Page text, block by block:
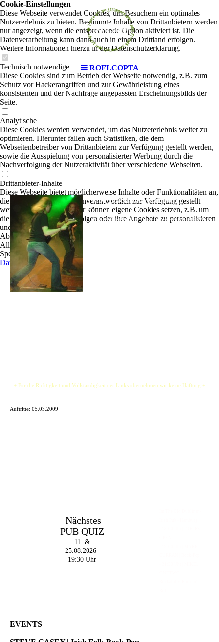
ROFLCOPTA
ROFLCOPTA | Rock-Pop
Wir haben uns vor zwei Jahren zusammengesetzt,
+ Für die Richtigkeit und Vollständigkeit der Links übernehmen wir keine Haftung +
Auftritte: 05.03.2009
Nächstes
PUB QUIZ
11. &
25.08.2026 |
19:30 Uhr
EVENTS
Cookie-Einstellungen
Diese Webseite verwendet Cookies, um Besuchern ein optimales
Nutzererlebnis zu bieten. Bestimmte Inhalte von Drittanbietern werden
nur angezeigt, wenn die entsprechende Option aktiviert ist. Die
Datenverarbeitung kann dann auch in einem Drittland erfolgen.
Weitere Informationen hierzu in der Datenschutzerklärung.
Technisch notwendige
Diese Cookies sind zum Betrieb der Webseite notwendig, z.B. zum
Schutz vor Hackerangriffen und zur Gewährleistung eines
konsistenten und der Nachfrage angepassten Erscheinungsbilds der
Seite.
Analytische
Diese Cookies werden verwendet, um das Nutzererlebnis weiter zu
optimieren. Hierunter fallen auch Statistiken, die dem
Webseitenbetreiber von Drittanbietern zur Verfügung gestellt werden,
sowie die Ausspielung von personalisierter Werbung durch die
Nachverfolgung der Nutzeraktivität über verschiedene Webseiten.
Drittanbieter-Inhalte
Diese Webseite bietet möglicherweise Inhalte oder Funktionalitäten an,
die von Drittanbietern eigenverantwortlich zur Verfügung gestellt
werden. Diese Drittanbieter können eigene Cookies setzen, z.B. um
die Nutzeraktivität zu verfolgen oder ihre Angebote zu personalisieren
und zu optimieren.
Ablehnen
Alle akzeptieren
Speichern
Datenschutz